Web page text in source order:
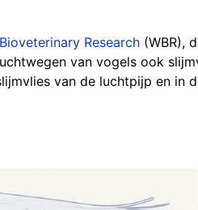
Research (WBR),
van vogels ook
van de luchtpijp en in